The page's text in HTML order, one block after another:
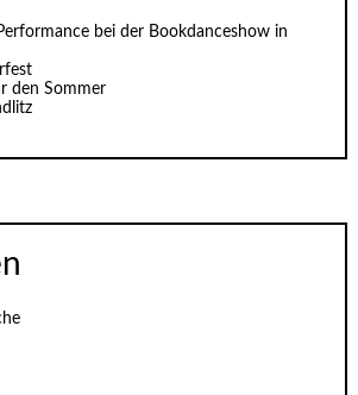
bei der Bookdanceshow in
den Sommer